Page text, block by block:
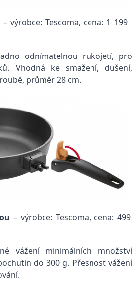
– výrobce: Tescoma, cena: 1 199
odnímatelnou rukojetí, pro
Vhodná ke smažení, dušení,
průměr 28 cm.
– výrobce: Tescoma, cena: 499
vážení minimálních množství
do 300 g. Přesnost vážení